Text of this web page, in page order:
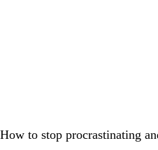
How to stop procrastinating